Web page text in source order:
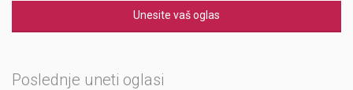
Unesite vaš oglas
Poslednje uneti oglasi